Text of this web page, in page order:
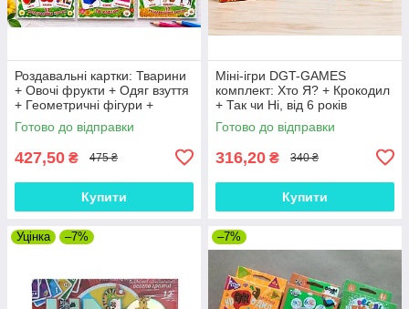
Роздавальні картки: Тварини
+ Овочі фрукти + Одяг взуття
+ Геометричні фігури +
Їстівне та неїстівне (Ранок)
(комплект)
Готово до відправки
427,50 ₴ 475 ₴
Купити
Міні-ігри DGT-GAMES
комплект: Хто Я? + Крокодил
+ Так чи Ні, від 6 років
Готово до відправки
316,20 ₴ 340 ₴
Купити
Уцінка –7% –7%